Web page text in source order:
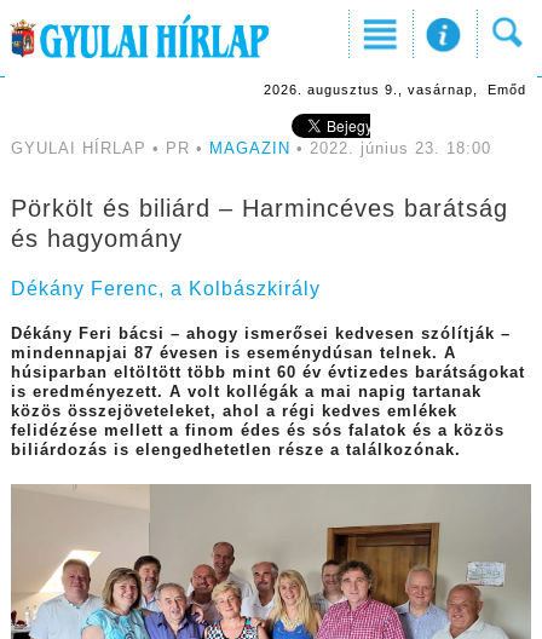
2026. augusztus 9., vasárnap, Emőd
GYULAI HÍRLAP • PR • MAGAZIN • 2022. június 23. 18:00
Pörkölt és biliárd – Harmincéves barátság
és hagyomány
Dékány Ferenc, a Kolbászkirály
Dékány Feri bácsi – ahogy ismerősei kedvesen szólítják –
mindennapjai 87 évesen is eseménydúsan telnek. A
húsiparban eltöltött több mint 60 év évtizedes barátságokat
is eredményezett. A volt kollégák a mai napig tartanak
közös összejöveteleket, ahol a régi kedves emlékek
felidézése mellett a finom édes és sós falatok és a közös
biliárdozás is elengedhetetlen része a találkozónak.